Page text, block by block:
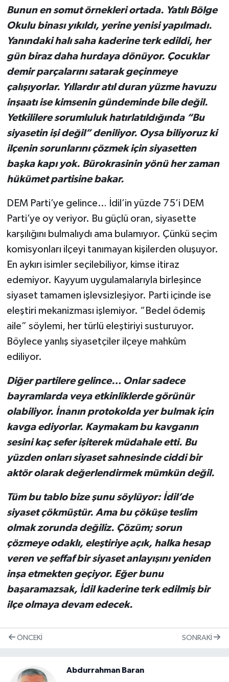
Bunun en somut örnekleri ortada. Yatılı Bölge
Okulu binası yıkıldı, yerine yenisi yapılmadı.
Yanındaki halı saha kaderine terk edildi, her
gün biraz daha hurdaya dönüyor. Çocuklar
demir parçalarını satarak geçinmeye
çalışıyorlar. Yıllardır atıl duran yüzme havuzu
inşaatı ise kimsenin gündeminde bile değil.
Yetkililere sorumluluk hatırlatıldığında “Bu
siyasetin işi değil” deniliyor. Oysa biliyoruz ki
ilçenin sorunlarını çözmek için siyasetten
başka kapı yok. Bürokrasinin yönü her zaman
hükümet partisine bakar.
DEM Parti’ye gelince… İdil’in yüzde 75’i DEM
Parti’ye oy veriyor. Bu güçlü oran, siyasette
karşılığını bulmalıydı ama bulamıyor. Çünkü seçim
komisyonları ilçeyi tanımayan kişilerden oluşuyor.
En aykırı isimler seçilebiliyor, kimse itiraz
edemiyor. Kayyum uygulamalarıyla birleşince
siyaset tamamen işlevsizleşiyor. Parti içinde ise
eleştiri mekanizması işlemiyor. “Bedel ödemiş
aile” söylemi, her türlü eleştiriyi susturuyor.
Böylece yanlış siyasetçiler ilçeye mahkûm
ediliyor.
Diğer partilere gelince… Onlar sadece
bayramlarda veya etkinliklerde görünür
olabiliyor. İnanın protokolda yer bulmak için
kavga ediyorlar. Kaymakam bu kavganın
sesini kaç sefer işiterek müdahale etti. Bu
yüzden onları siyaset sahnesinde ciddi bir
aktör olarak değerlendirmek mümkün değil.
Tüm bu tablo bize şunu söylüyor: İdil’de
siyaset çökmüştür. Ama bu çöküşe teslim
olmak zorunda değiliz. Çözüm; sorun
çözmeye odaklı, eleştiriye açık, halka hesap
veren ve şeffaf bir siyaset anlayışını yeniden
inşa etmekten geçiyor. Eğer bunu
başaramazsak, İdil kaderine terk edilmiş bir
ilçe olmaya devam edecek.
ÖNCEKI SONRAKI
Abdurrahman Baran